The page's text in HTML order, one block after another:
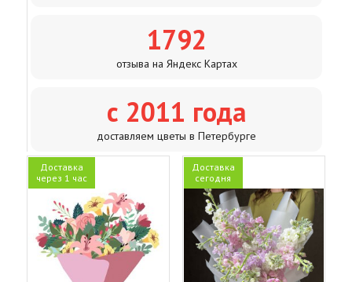
1792
отзыва на Яндекс Картах
с 2011 года
доставляем цветы в Петербурге
Доставка
через 1 час
Доставка
сегодня